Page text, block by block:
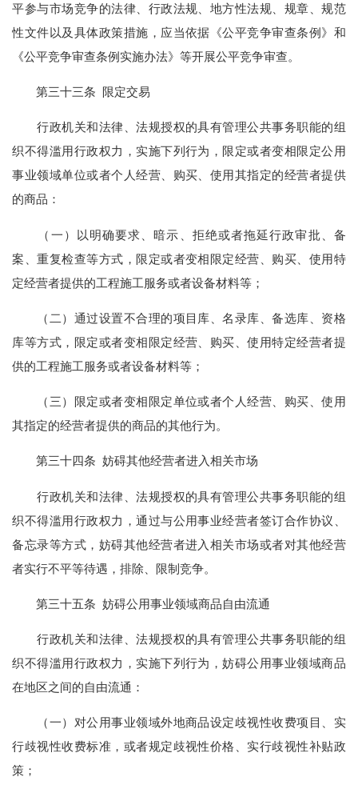
平参与市场竞争的法律、行政法规、地方性法规、规章、规范
性文件以及具体政策措施，应当依据《公平竞争审查条例》和
《公平竞争审查条例实施办法》等开展公平竞争审查。
第三十三条 限定交易
行政机关和法律、法规授权的具有管理公共事务职能的组
织不得滥用行政权力，实施下列行为，限定或者变相限定公用
事业领域单位或者个人经营、购买、使用其指定的经营者提供
的商品：
（一）以明确要求、暗示、拒绝或者拖延行政审批、备
案、重复检查等方式，限定或者变相限定经营、购买、使用特
定经营者提供的工程施工服务或者设备材料等；
（二）通过设置不合理的项目库、名录库、备选库、资格
库等方式，限定或者变相限定经营、购买、使用特定经营者提
供的工程施工服务或者设备材料等；
（三）限定或者变相限定单位或者个人经营、购买、使用
其指定的经营者提供的商品的其他行为。
第三十四条 妨碍其他经营者进入相关市场
行政机关和法律、法规授权的具有管理公共事务职能的组
织不得滥用行政权力，通过与公用事业经营者签订合作协议、
备忘录等方式，妨碍其他经营者进入相关市场或者对其他经营
者实行不平等待遇，排除、限制竞争。
第三十五条 妨碍公用事业领域商品自由流通
行政机关和法律、法规授权的具有管理公共事务职能的组
织不得滥用行政权力，实施下列行为，妨碍公用事业领域商品
在地区之间的自由流通：
（一）对公用事业领域外地商品设定歧视性收费项目、实
行歧视性收费标准，或者规定歧视性价格、实行歧视性补贴政
策；